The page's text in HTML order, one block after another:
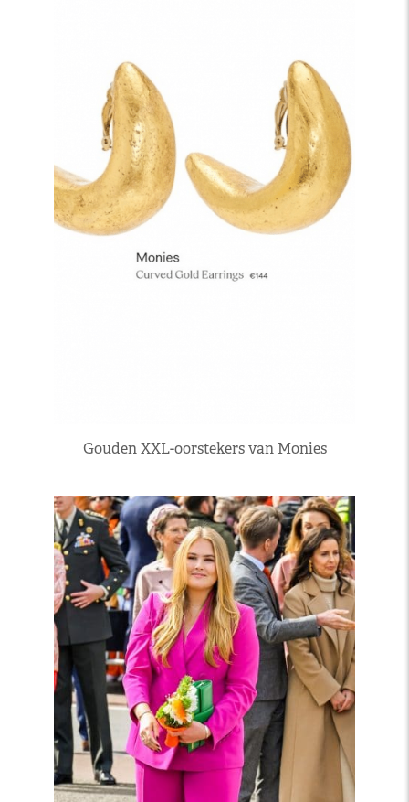
Gouden XXL-oorstekers van Monies